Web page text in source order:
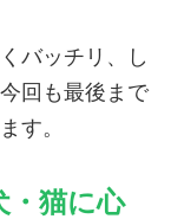
バッチリ、し
回も最後まで
す。
・猫に心